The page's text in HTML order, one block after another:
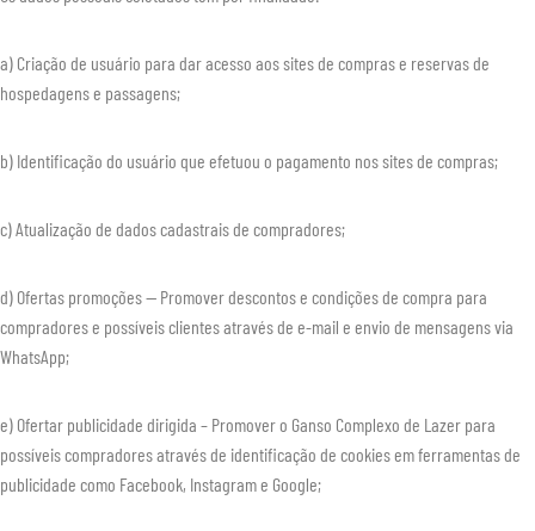
a) Criação de usuário para dar acesso aos sites de compras e reservas de
hospedagens e passagens;
b) Identificação do usuário que efetuou o pagamento nos sites de compras;
c) Atualização de dados cadastrais de compradores;
d) Ofertas promoções — Promover descontos e condições de compra para
compradores e possíveis clientes através de e-mail e envio de mensagens via
WhatsApp;
e) Ofertar publicidade dirigida – Promover o Ganso Complexo de Lazer para
possíveis compradores através de identificação de cookies em ferramentas de
publicidade como Facebook, Instagram e Google;